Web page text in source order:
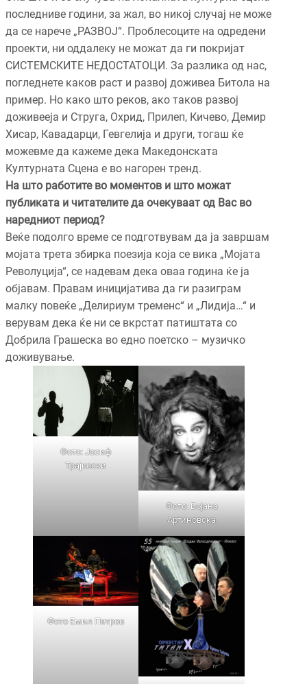
последниве години, за жал, во никој случај не може
да се нарече „РАЗВОЈ“. Проблесоците на одредени
проекти, ни оддалеку не можат да ги покријат
СИСТЕМСКИТЕ НЕДОСТАТОЦИ. За разлика од нас,
погледнете каков раст и развој доживеа Битола на
пример. Но како што реков, ако таков развој
доживееја и Струга, Охрид, Прилеп, Кичево, Демир
Хисар, Кавадарци, Гевгелија и други, тогаш ќе
можевме да кажеме дека Македонската
Културната Сцена е во нагорен тренд.
На што работите во моментов и што можат
публиката и читателите да очекуваат од Вас во
наредниот период?
Веќе подолго време се подготвувам да ја завршам
мојата трета збирка поезија која се вика „Мојата
Револуција“, се надевам дека оваа година ќе ја
објавам. Правам иницијатива да ги разиграм
малку повеќе „Делириум тременс“ и „Лидија…“ и
верувам дека ќе ни се вкрстат патиштата со
Добрила Грашеска во едно поетско – музичко
доживување.
Фото: Јосиф
Трајкоски
Фото: Бојана
Артиновска
Фото Емил Петров